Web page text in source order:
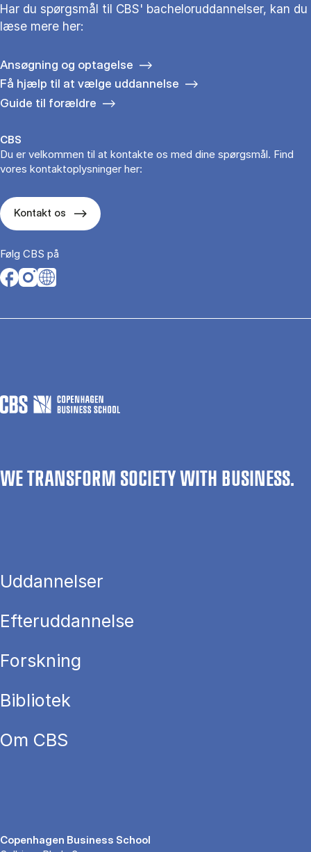
Har du spørgsmål til CBS' bacheloruddannelser, kan du
læse mere her:
Ansøgning og optagelse
Få hjælp til at vælge uddannelse
Guide til forældre
CBS
Du er velkommen til at kontakte os med dine spørgsmål. Find
vores kontaktoplysninger her:
Kontakt os
Følg CBS på
Opens in a new tab
Opens in a new tab
Opens in a new tab
WE TRANSFORM SOCIETY WITH BUSINESS.
Uddannelser
Efteruddannelse
Forskning
Bibliotek
Om CBS
Copenhagen Business School